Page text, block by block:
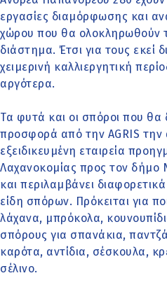
εργασίες διαμόρφωσης και
χώρου που θα ολοκληρωθούν
διάστημα. Έτσι για τους εκεί
χειμερινή καλλιεργητική
αργότερα.
Τα φυτά και οι σπόροι που θα
προσφορά από την AGRIS την
εξειδικευμένη εταιρεία
Λαχανοκομίας προς τον
και περιλαμβάνει
είδη σπόρων. Πρόκειται για
λάχανα, μπρόκολα,
σπόρους για σπανάκια,
καρότα, αντίδια, σέσκουλα,
σέλινο.